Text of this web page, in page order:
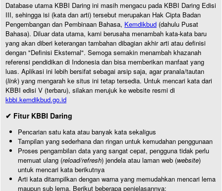
Database utama KBBI Daring ini masih mengacu pada KBBI Daring Edisi
III, sehingga isi (kata dan arti) tersebut merupakan Hak Cipta Badan
Pengembangan dan Pembinaan Bahasa, Kemdikbud (dahulu Pusat
Bahasa). Diluar data utama, kami berusaha menambah kata-kata baru
yang akan diberi keterangan tambahan dibagian akhir arti atau definisi
dengan "Definisi Eksternal". Semoga semakin menambah khazanah
referensi pendidikan di Indonesia dan bisa memberikan manfaat yang
luas. Aplikasi ini lebih bersifat sebagai arsip saja, agar pranala/tautan
(link) yang mengarah ke situs ini tetap tersedia. Untuk mencari kata dari
KBBI edisi V (terbaru), silakan merujuk ke website resmi di
kbbi.kemdikbud.go.id
✔ Fitur KBBI Daring
Pencarian satu kata atau banyak kata sekaligus
Tampilan yang sederhana dan ringan untuk kemudahan penggunaan
Proses pengambilan data yang sangat cepat, pengguna tidak perlu
memuat ulang (reload/refresh) jendela atau laman web (website)
untuk mencari kata berikutnya
Arti kata ditampilkan dengan warna yang memudahkan mencari lema
maupun sub lema. Berikut beberapa penjelasannya: